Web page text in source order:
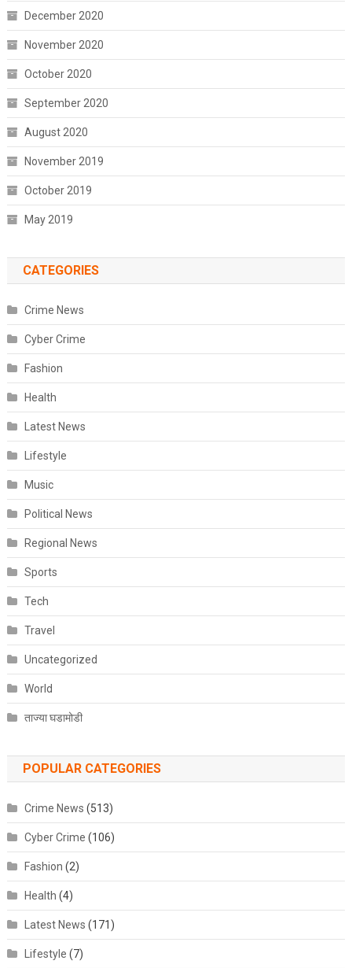
December 2020
November 2020
October 2020
September 2020
August 2020
November 2019
October 2019
May 2019
CATEGORIES
Crime News
Cyber Crime
Fashion
Health
Latest News
Lifestyle
Music
Political News
Regional News
Sports
Tech
Travel
Uncategorized
World
ताज्या घडामोडी
POPULAR CATEGORIES
Crime News (513)
Cyber Crime (106)
Fashion (2)
Health (4)
Latest News (171)
Lifestyle (7)